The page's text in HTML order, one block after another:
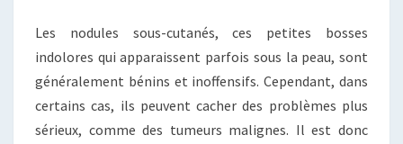
S’INQUIÉTER
?
Les nodules sous-cutanés, ces petites bosses
indolores qui apparaissent parfois sous la peau, sont
généralement bénins et inoffensifs. Cependant, dans
certains cas, ils peuvent cacher des problèmes plus
sérieux, comme des tumeurs malignes. Il est donc